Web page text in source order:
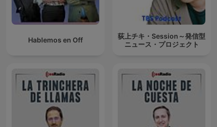
Hablemos en Off
荻上チキ・Session～発信型
ニュース・プロジェクト